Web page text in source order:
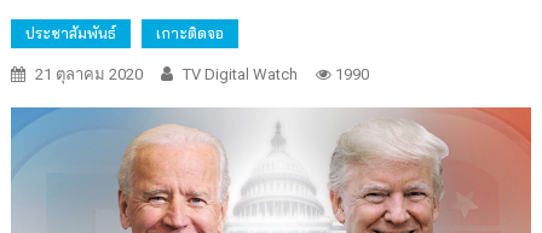
ประชาสัมพันธ์ เกาะติดจอ
21 ตุลาคม 2020 TV Digital Watch 1990